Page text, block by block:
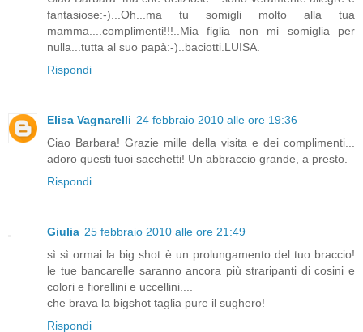
fantasiose:-)...Oh...ma tu somigli molto alla tua
mamma....complimenti!!!..Mia figlia non mi somiglia per
nulla...tutta al suo papà:-)..baciotti.LUISA.
Rispondi
Elisa Vagnarelli 24 febbraio 2010 alle ore 19:36
Ciao Barbara! Grazie mille della visita e dei complimenti...
adoro questi tuoi sacchetti! Un abbraccio grande, a presto.
Rispondi
Giulia 25 febbraio 2010 alle ore 21:49
sì sì ormai la big shot è un prolungamento del tuo braccio!
le tue bancarelle saranno ancora più straripanti di cosini e
colori e fiorellini e uccellini....
che brava la bigshot taglia pure il sughero!
Rispondi